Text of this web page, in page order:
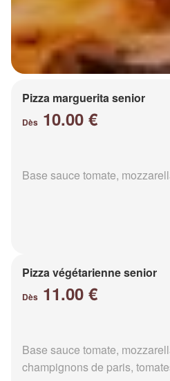
Pizza marguerita senior
Dès 10.00 €
Base sauce tomate,
Pizza végétarienne senior
Dès 11.00 €
Base sauce tomate,
champignons de paris,